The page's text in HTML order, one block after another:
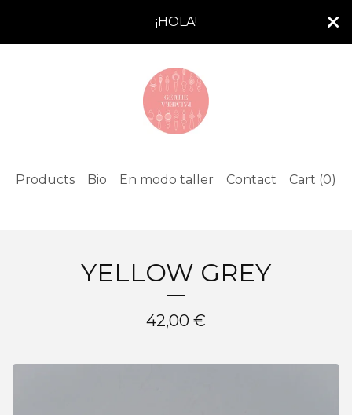
¡HOLA!
Products Bio En modo taller Contact Cart (0)
YELLOW GREY
42,00 €